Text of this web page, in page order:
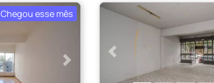
Chegou esse mês
Próximo
Anterior